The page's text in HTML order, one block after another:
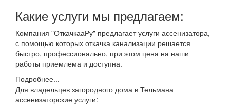
Какие услуги мы предлагаем:
Компания "ОткачкааРу" предлагает услуги ассенизатора,
с помощью которых откачка канализации решается
быстро, профессионально, при этом цена на наши
работы приемлема и доступна.
Подробнее...
Для владельцев загородного дома в Тельмана
ассенизаторские услуги: